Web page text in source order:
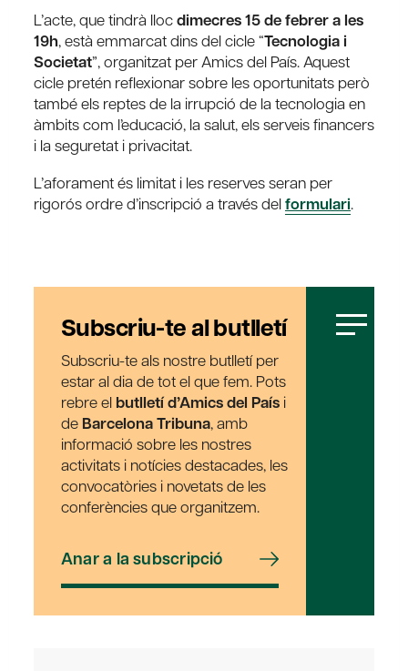
L’acte, que tindrà llocdimecres 15 de febrer a les
19h, està emmarcat dins del cicle “Tecnologia i
Societat”, organitzat per Amics del País. Aquest
cicle pretén reflexionar sobre les oportunitats però
també els reptes de la irrupció de la tecnologia en
àmbits com l’educació, la salut, els serveis financers
i la seguretat i privacitat.
L’aforament és limitat i les reserves seran per
rigorós ordre d’inscripció a través delformulari.
Subscriu-te al butlletí
Subscriu-te als nostre butlletí per
estar al dia de tot el que fem. Pots
rebre el butlletí d’Amics del País i
de Barcelona Tribuna, amb
informació sobre les nostres
activitats i notícies destacades, les
convocatòries i novetats de les
conferències que organitzem.
Anar a la subscripció